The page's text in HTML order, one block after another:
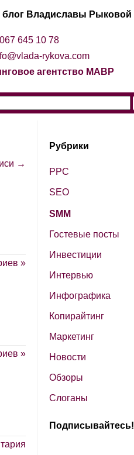
Владиславы Рыковой
645 10 78
rykova.com
агентство МАВР
→
»
»
Рубрики
PPC
SЕО
SМM
Гостевые посты
Инвестиции
Интервью
Инфографика
Копирайтинг
Маркетинг
Новости
Обзоры
Слоганы
Подписывайтесь!